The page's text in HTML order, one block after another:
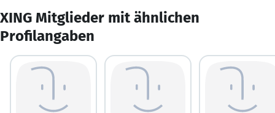
XING Mitglieder mit ähnlichen
Profilangaben